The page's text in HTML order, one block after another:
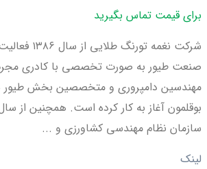
برای قیمت تماس بگیرید
شرکت نغمه
صنعت طیور به صورت تخصصی با کادری
مهندسین دامپروری و متخصصین بخش طیور
سازمان نظام مهندسی کشاورزی و ...
لینک